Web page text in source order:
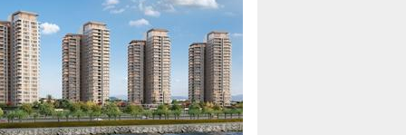
Esat BİNDESEN
Başkan Sekmen’den Erzurum’a
bir vizyon proje daha!
02 Ağustos 2026 Pazar